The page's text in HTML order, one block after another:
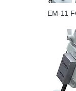
EM-11